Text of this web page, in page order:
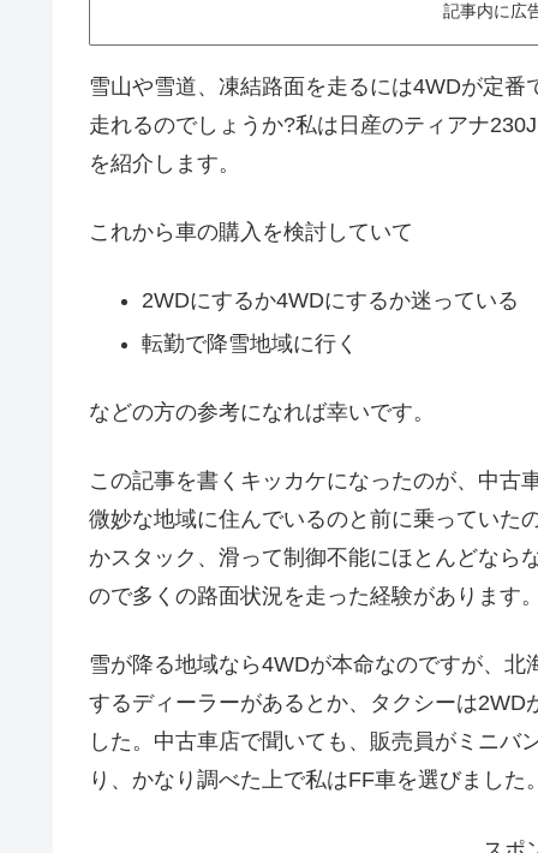
記事内に広
雪山や雪道、凍結路面を走るには4WDが定番
走れるのでしょうか?私は日産のティアナ
を紹介します。
これから車の購入を検討していて
2WDにするか4WDにするか迷っている
転勤で降雪地域に行く
などの方の参考になれば幸いです。
この記事を書くキッカケになったのが、中古
微妙な地域に住んでいるのと前に乗っていた
かスタック、滑って制御不能にほとんどなら
ので多くの路面状況を走った経験があります。
雪が降る地域なら4WDが本命なのですが、
するディーラーがあるとか、タクシーは
した。中古車店で聞いても、販売員がミニバ
り、かなり調べた上で私はFF車を選びました。